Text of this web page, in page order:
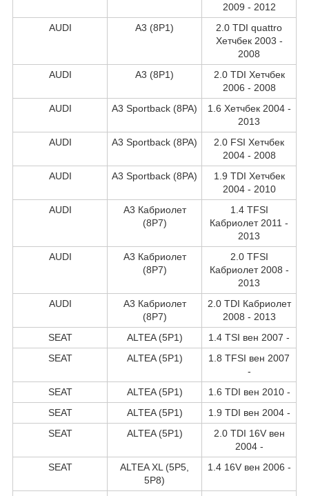
2009 - 2012
AUDI
A3 (8P1)
2.0 TDI quattro
Хетчбек 2003 -
2008
AUDI
A3 (8P1)
2.0 TDI Хетчбек
2006 - 2008
AUDI
A3 Sportback (8PA)
1.6 Хетчбек 2004 -
2013
AUDI
A3 Sportback (8PA)
2.0 FSI Хетчбек
2004 - 2008
AUDI
A3 Sportback (8PA)
1.9 TDI Хетчбек
2004 - 2010
AUDI
A3 Кабриолет
(8P7)
1.4 TFSI
Кабриолет 2011 -
2013
AUDI
A3 Кабриолет
(8P7)
2.0 TFSI
Кабриолет 2008 -
2013
AUDI
A3 Кабриолет
(8P7)
2.0 TDI Кабриолет
2008 - 2013
SEAT
ALTEA (5P1)
1.4 TSI вен 2007 -
SEAT
ALTEA (5P1)
1.8 TFSI вен 2007
-
SEAT
ALTEA (5P1)
1.6 TDI вен 2010 -
SEAT
ALTEA (5P1)
1.9 TDI вен 2004 -
SEAT
ALTEA (5P1)
2.0 TDI 16V вен
2004 -
SEAT
ALTEA XL (5P5,
5P8)
1.4 16V вен 2006 -